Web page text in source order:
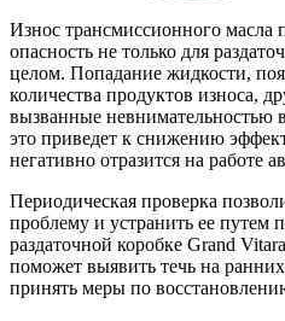
Износ трансмиссионного масла
опасность не только для
целом. Попадание жидкости,
количества продуктов износа,
вызванные невнимательностью
это приведет к снижению
негативно отразится на работе
Периодическая проверка
проблему и устранить ее путем
раздаточной коробке Grand
поможет выявить течь на
принять меры по